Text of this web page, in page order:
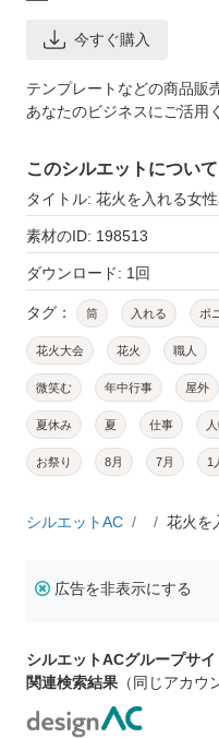
今すぐ購入
テンプレートなどの商品販
あなたのビジネスにご活用
このシルエットについて
タイトル: 花火を入れる女
素材のID: 198513
ダウンロード: 1回
タグ： 筒 入れる ポ
花火大会 花火 職人
微笑む 年中行事 屋外
夏休み 夏 仕事
お祭り 8月 7月 1
シルエットAC 花火を
広告を非表示にする
シルエットACグループサ
関連検索結果 （同じアカウ